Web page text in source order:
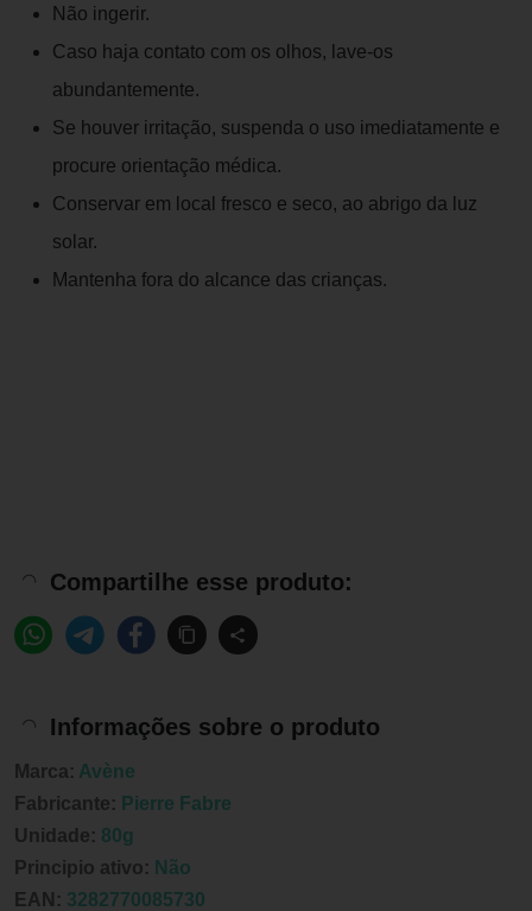
Não ingerir.
Caso haja contato com os olhos, lave-os
abundantemente.
Se houver irritação, suspenda o uso imediatamente e
procure orientação médica.
Conservar em local fresco e seco, ao abrigo da luz
solar.
Mantenha fora do alcance das crianças.
Compartilhe esse produto:
Informações sobre o produto
Marca: Avène
Fabricante: Pierre Fabre
Unidade: 80g
Principio ativo: Não
EAN: 3282770085730